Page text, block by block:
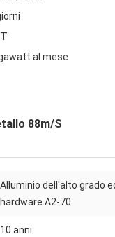
al mese
88m/S
Alluminio dell'alto grado
hardware A2-70
10 anni